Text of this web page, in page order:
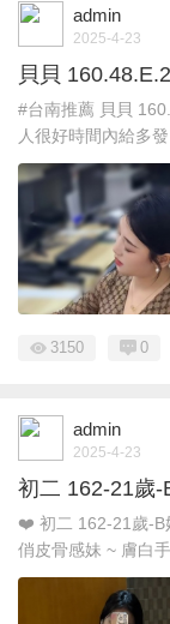
admin
2025-4-23
貝貝
#台南推薦 貝貝
人很好時間內給多發
3150 0
admin
2025-4-23
初二 162-21歲-
❤️ 初二 162-21歲-B
俏皮骨感妹 ~ 膚白手